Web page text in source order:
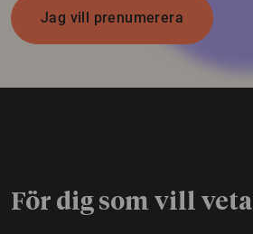
Jag vill prenumerera
För dig som vill veta